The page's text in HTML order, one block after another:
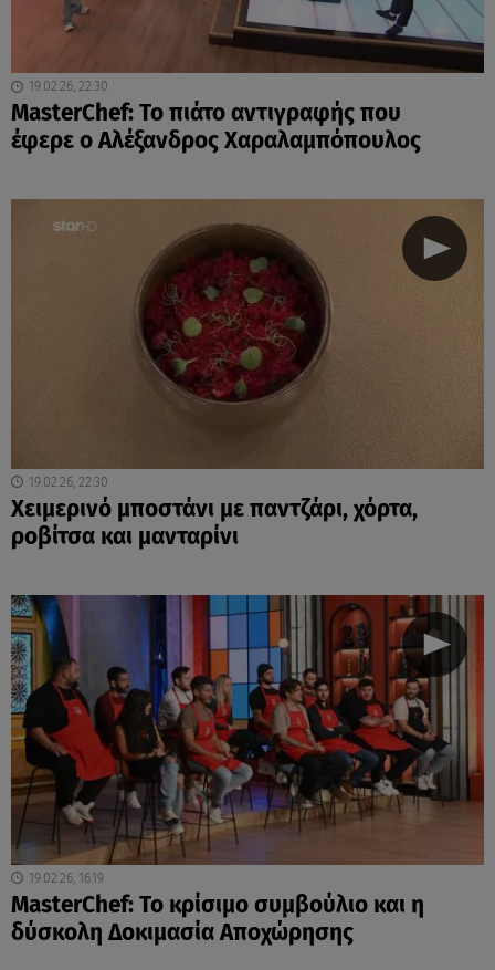
19.02.26, 22:30
MasterChef: Το πιάτο αντιγραφής που
έφερε ο Αλέξανδρος Χαραλαμπόπουλος
19.02.26, 22:30
Χειμερινό μποστάνι με παντζάρι, χόρτα,
ροβίτσα και μανταρίνι
19.02.26, 16:19
MasterChef: Το κρίσιμο συμβούλιο και η
δύσκολη Δοκιμασία Αποχώρησης